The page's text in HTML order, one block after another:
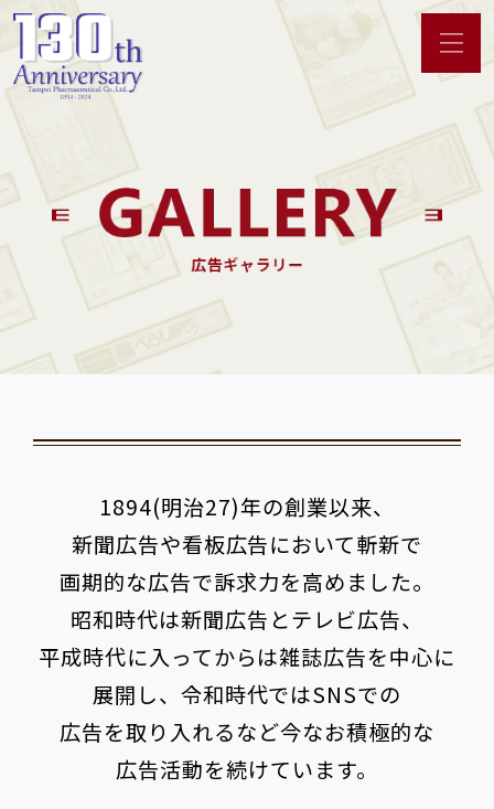
1894(明治27)年の創業以来、
新聞広告や看板広告において斬新で
画期的な広告で訴求力を高めました。
昭和時代は新聞広告とテレビ広告、
平成時代に入ってからは雑誌広告を中心に
展開し、 令和時代ではSNSでの
広告を取り入れるなど今なお積極的な
広告活動を続けています。